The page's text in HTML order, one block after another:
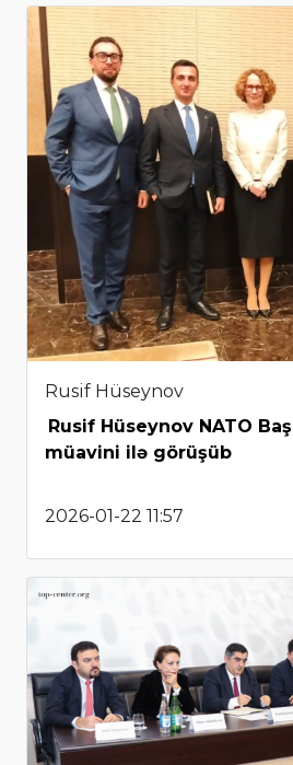
Rusif Hüseynov
Rusif Hüseynov NATO
müavini ilə görüşüb
2026-01-22 11:57